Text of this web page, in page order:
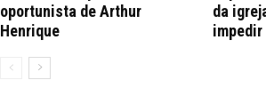
oportunista de Arthur
Henrique
da
impedir